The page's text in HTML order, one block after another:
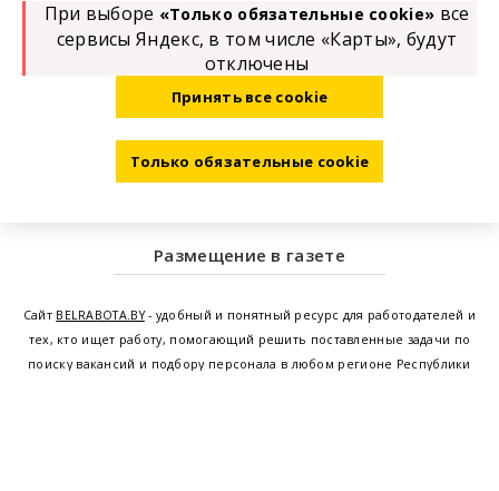
Размещение в газете
Сайт BELRABOTA.BY- удобный и понятный ресурс для работодателей и
тех, кто ищет работу, помогающий решить поставленные задачи по
поиску вакансий и подбору персонала в любом регионе Республики
При выборе «Только обязательные cookie» все
сервисы Яндекс, в том числе «Карты», будут
отключены
Принять все cookie
Только обязательные cookie